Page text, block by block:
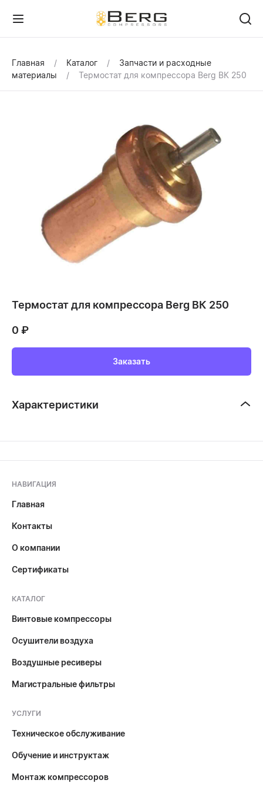
Главная Каталог
Запчасти и расходные
материалы
Термостат для компрессора Berg ВК 250
Термостат для компрессора Berg ВК 250
0 ₽
Заказать
Характеристики
НАВИГАЦИЯ
Главная
Контакты
О компании
Сертификаты
КАТАЛОГ
Винтовые компрессоры
Осушители воздуха
Воздушные ресиверы
Магистральные фильтры
УСЛУГИ
Техническое обслуживание
Обучение и инструктаж
Монтаж компрессоров